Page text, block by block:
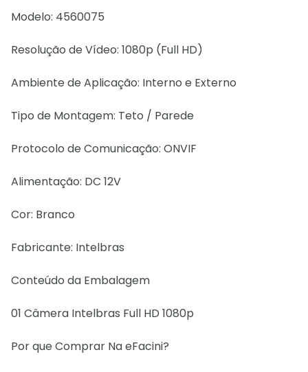
Modelo: 4560075
Resolução de Vídeo: 1080p (Full HD)
Ambiente de Aplicação: Interno e Externo
Tipo de Montagem: Teto / Parede
Protocolo de Comunicação: ONVIF
Alimentação: DC 12V
Cor: Branco
Fabricante: Intelbras
Conteúdo da Embalagem
01 Câmera Intelbras Full HD 1080p
Por que Comprar Na eFacini?